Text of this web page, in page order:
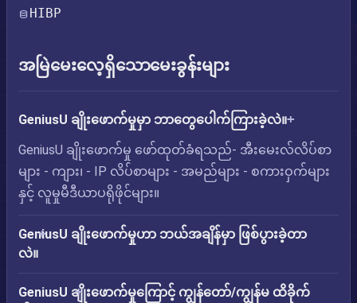
HIBP
အမြဲမေးလေ့ရှိသောမေးခွန်းများ
GeniusU ချိုးဖောက်မှုမှာ ဘာတွေပေါက်ကြားခဲ့လဲ။
GeniusU ချိုးဖောက်မှု ဖော်ထုတ်ခံရသည်- အီးမေးလ်လိပ်စာ
များ - ကျား၊ - IP လိပ်စာများ - အမည်များ - စကားဝှက်များ
နှင့် လူမှုမီဒီယာပရိုဖိုင်များ။
GeniusU ချိုးဖောက်မှုဟာ ဘယ်အချိန်မှာ ဖြစ်ပွားခဲ့တာ
လဲ။
GeniusU ချိုးဖောက်မှုကြောင့် ကျွန်တော်/ကျွန်မ ထိခိုက်